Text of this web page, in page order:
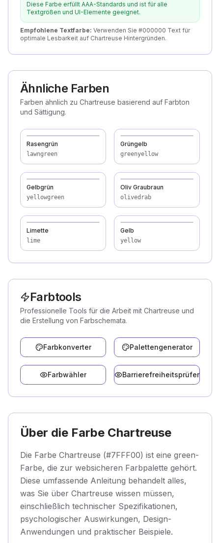
Diese Farbe erfüllt AAA-Standards und ist für alle
Textgrößen und UI-Elemente geeignet.
Empfohlene Textfarbe: Verwenden Sie #000000 Text für
optimale Lesbarkeit auf Chartreuse Hintergründen.
Ähnliche Farben
Farben ähnlich zu Chartreuse basierend auf Farbton
und Sättigung.
Rasengrün
lawngreen
Grüngelb
greenyellow
Gelbgrün
yellowgreen
Oliv Graubraun
olivedrab
Limette
lime
Gelb
yellow
Farbtools
Professionelle Tools für die Arbeit mit Chartreuse und
die Erstellung von Farbschemata.
Farbkonverter Palettengenerator
Farbwähler Barrierefreiheitsprüfer
Über die Farbe Chartreuse
Die Farbe Chartreuse (#7FFF00) ist eine green-
Farbe, die zur websicheren Farbpalette gehört.
Diese umfassende Anleitung behandelt alles,
was Sie über Chartreuse wissen müssen,
einschließlich technischer Spezifikationen,
psychologischer Auswirkungen, Design-
Anwendungen und praktischer Beispiele.